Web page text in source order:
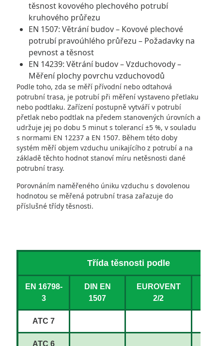
těsnost kovového plechového potrubí
kruhového průřezu
EN 1507: Větrání budov – Kovové plechové
potrubí pravoúhlého průřezu – Požadavky na
pevnost a těsnost
EN 14239: Větrání budov – Vzduchovody –
Měření plochy povrchu vzduchovodů
Podle toho, zda se měří přívodní nebo odtahová
potrubní trasa, je potrubí při měření vystaveno přetlaku
nebo podtlaku. Zařízení postupně vytváří v potrubí
přetlak nebo podtlak na předem stanovených úrovních a
udržuje jej po dobu 5 minut s tolerancí ±5 %, v souladu
s normami EN 12237 a EN 1507. Během této doby
systém měří objem vzduchu unikajícího z potrubí a na
základě těchto hodnot stanoví míru netěsnosti dané
potrubní trasy.
Porovnáním naměřeného úniku vzduchu s dovolenou
hodnotou se měřená potrubní trasa zařazuje do
příslušné třídy těsnosti.
Třída těsnosti podle
EN 16798-
3
DIN EN
1507
EUROVENT
2/2
ATC 7
ATC 6